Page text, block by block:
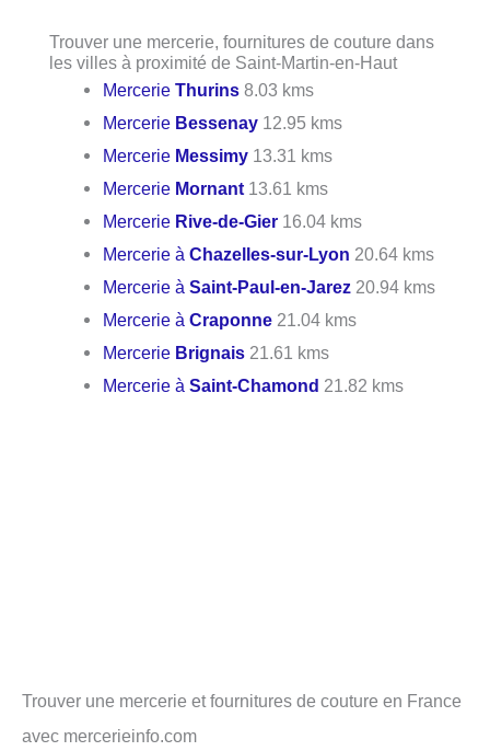
Trouver une mercerie, fournitures de couture dans
les villes à proximité de Saint-Martin-en-Haut
MercerieThurins 8.03 kms
Mercerie Bessenay 12.95 kms
Mercerie Messimy 13.31 kms
Mercerie Mornant 13.61 kms
Mercerie Rive-de-Gier 16.04 kms
Mercerie àChazelles-sur-Lyon 20.64 kms
Mercerie àSaint-Paul-en-Jarez 20.94 kms
Mercerie àCraponne 21.04 kms
Mercerie Brignais 21.61 kms
Mercerie àSaint-Chamond 21.82 kms
Trouver une mercerie et fournitures de couture en France
avec mercerieinfo.com